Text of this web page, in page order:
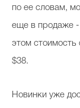
по ее словам,
еще в продаже
этом стоимость
$38.
Новинки уже